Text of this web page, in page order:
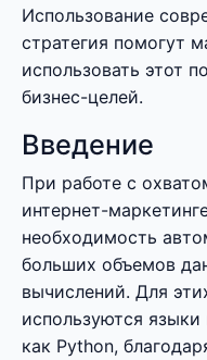
Использование
стратегия помогут
использовать этот
бизнес-целей.
Введение
При работе с
интернет-
необходимость
больших объемов
вычислений. Для
используются
как Python,